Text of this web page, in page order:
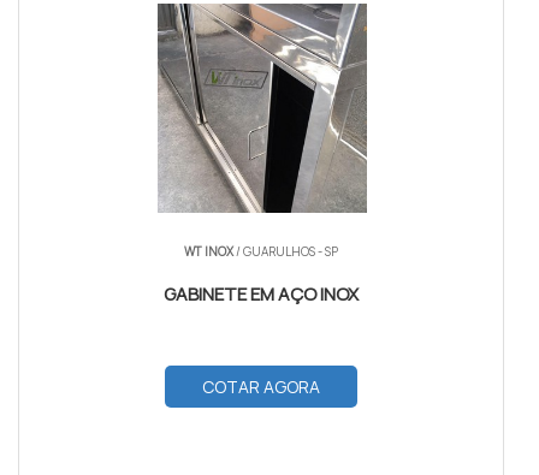
WT INOX / GUARULHOS - SP
GABINETE EM AÇO INOX
COTAR AGORA